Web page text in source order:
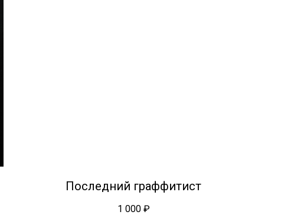
Последний граффитист
1 000 ₽